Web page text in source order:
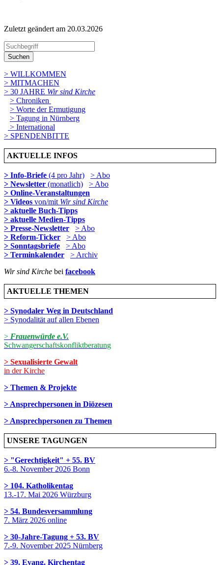
Zuletzt geändert am 20­.03.2026
Suchen
> WILLKOMMEN
> MITMACHEN
> 30 JAHRE Wir sind Kirche
> Chroniken
> Worte der Ermutigung
> Tagung in Nürnberg
> International
> SPENDENBITTE
AKTUELLE INFOS
> Info-Briefe (4 pro Jahr)
> Abo
> Newsletter (monatlich)
> Abo
> Online-Veranstaltungen
> Videos von/mit Wir sind Kirche
> aktuelle Buch-Tipps
> aktuelle Medien-Tipps
> Presse-Newsletter
> Abo
> Reform-Ticker
> Abo
> Sonntagsbriefe
> Abo
> Terminkalender
> Archiv
Wir sind Kirche bei facebook
AKTUELLE THEMEN
> Synodaler Weg in Deutschland
> Synodalität auf allen Ebenen
> Frauenwürde e.V.
Schwangerschaftskonfliktberatung
> Sexualisierte Gewalt
in der Kirche
> Themen & Projekte
> Ansprechpersonen in Diözesen
> Ansprechpersonen zu Themen
UNSERE TAGUNGEN
> "Gerechtigkeit" + 55. BV
6.-8. November 2026 Bonn
> 104. Katholikentag
13.-17. Mai 2026 Würzburg
> 54. Bundesversammlung
7. März 2026 online
> 30-Jahre-Tagung + 53. BV
7.-9. November 2025 Nürnberg
> 39. Evang. Kirchentag